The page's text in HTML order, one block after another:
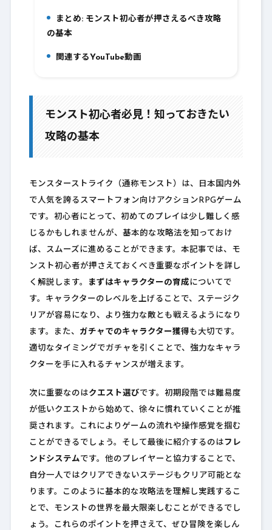
10.まとめ: モンスト初心者が押さえるべき攻略
の基本
11.関連するYouTube動画
モンスト初心者必見！知っておきたい
攻略の基本
モンスターストライク（通称モンスト）は、日本国内外
で人気を誇るスマートフォン向けアクションRPGゲーム
です。初心者にとって、初めてのプレイは少し難しく感
じるかもしれませんが、基本的な攻略法を知っておけ
ば、スムーズに進めることができます。本記事では、モ
ンスト初心者が押さえておくべき重要なポイントを詳し
く解説します。 まずはキャラクターの育成についてで
す。キャラクターのレベルを上げることで、ステージク
リアが容易になり、より強力な敵とも戦えるようになり
ます。また、 ガチャでのキャラクター獲得も大切です。
適切なタイミングでガチャを引くことで、強力なキャラ
クターを手に入れるチャンスが増えます。
次に重要なのはクエスト選びです。初期段階では難易度
が低いクエストから始めて、徐々に慣れていくことが推
奨されます。これによりゲームの流れや操作感覚を掴む
ことができるでしょう。そして最後に紹介するのはフレ
ンドシステムです。他のプレイヤーと協力することで、
自分一人ではクリアできないステージもクリア可能とな
ります。このように基本的な攻略法を理解し実践するこ
とで、モンストの世界を最大限楽しむことができるでし
ょう。これらのポイントを押さえて、ぜひ冒険を楽しん